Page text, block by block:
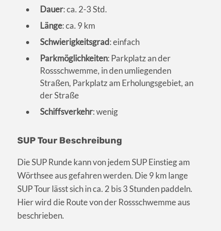
Dauer: ca. 2-3 Std.
Länge: ca. 9 km
Schwierigkeitsgrad: einfach
Parkmöglichkeiten: Parkplatz an der
Rossschwemme, in den umliegenden
Straßen, Parkplatz am Erholungsgebiet, an
der Straße
Schiffsverkehr: wenig
SUP Tour Beschreibung
Die SUP Runde kann von jedem SUP Einstieg am
Wörthsee aus gefahren werden. Die 9 km lange
SUP Tour lässt sich in ca. 2 bis 3 Stunden paddeln.
Hier wird die Route von der Rossschwemme aus
beschrieben.